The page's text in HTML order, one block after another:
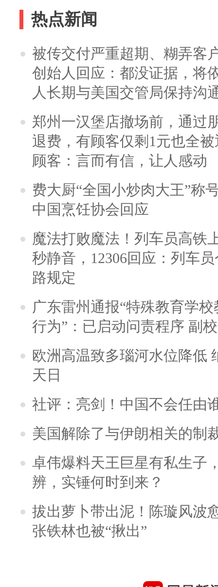
热点新闻
被传交付严重超期、糊弄客
创始人回应：都没证据，将
人长期与美国交管局保持沟
郑州一汉堡店撤场前，通过
退费，有顾客仅剩1元也全
顾客：言而有信，让人感动
费大厨“全国小炒肉大王”称
中国烹饪协会回应
魔法打败魔法！列车员高铁
秒静音，12306回应：列车
路规定
广东雷州通报“特殊教育学
行为”：已启动问责程序 副
欧洲高温致多瑙河水位降低
天日
社评：亮剑！中国不会任由
美国解除了与伊朗相关的制
卓伟爆料天王巨星有私生子
辨，实锤何时到来？
拔出萝卜带出泥！陈璇风波
张铁林也被“揪出”